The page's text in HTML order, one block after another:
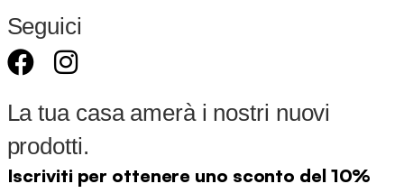
Seguici
La tua casa amerà i nostri nuovi
prodotti.
Iscriviti per ottenere uno sconto del 10%